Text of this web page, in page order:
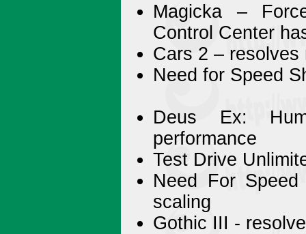
Magicka –
Control Center
Cars 2 –
Need for Speed
Deus Ex:
performance
Test Drive
Need For
scaling
Gothic III -